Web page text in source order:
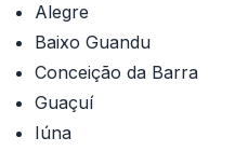
Alegre
Baixo Guandu
Conceição da Barra
Guaçuí
Iúna